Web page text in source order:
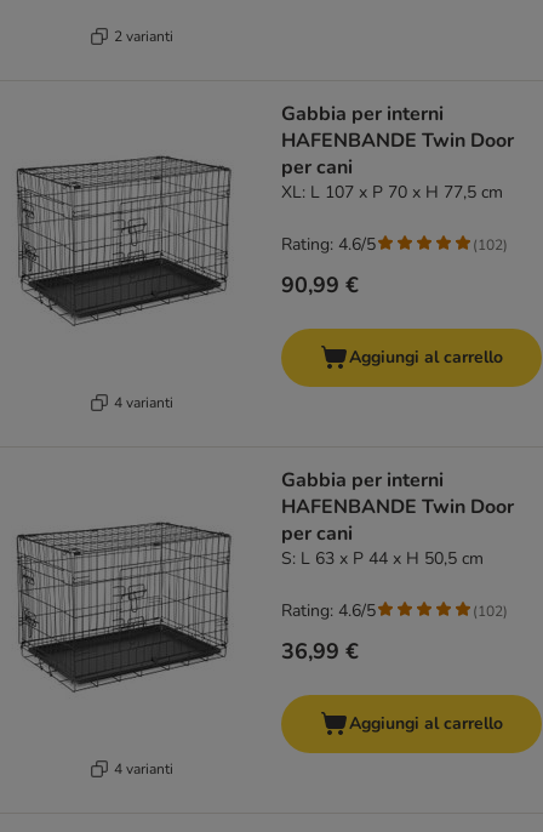
2 varianti
4 varianti
Gabbia per interni
HAFENBANDE Twin Door
per cani
XL: L 107 x P 70 x H 77,5 cm
90,99 €
Rating: 4.6/5 (102)
Aggiungi al carrello
4 varianti
Gabbia per interni
HAFENBANDE Twin Door
per cani
S: L 63 x P 44 x H 50,5 cm
36,99 €
Rating: 4.6/5 (102)
Aggiungi al carrello